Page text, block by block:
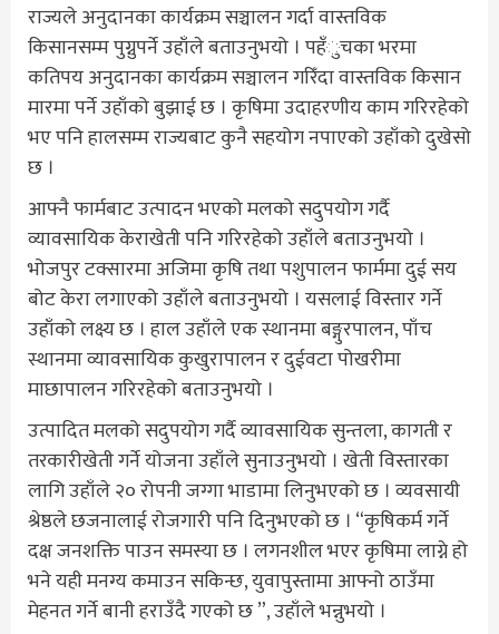
राज्यले अनुदानका कार्यक्रम सञ्चालन गर्दा वास्तविक
किसानसम्म पुग्नुपर्ने उहाँले बताउनुभयो । पहँुचका भरमा
कतिपय अनुदानका कार्यक्रम सञ्चालन गरिँदा वास्तविक किसान
मारमा पर्ने उहाँको बुझाई छ । कृषिमा उदाहरणीय काम गरिरहेको
भए पनि हालसम्म राज्यबाट कुनै सहयोग नपाएको उहाँको दुखेसो
छ ।
आफ्नै फार्मबाट उत्पादन भएको मलको सदुपयोग गर्दै
व्यावसायिक केराखेती पनि गरिरहेको उहाँले बताउनुभयो ।
भोजपुर टक्सारमा अजिमा कृषि तथा पशुपालन फार्ममा दुई सय
बोट केरा लगाएको उहाँले बताउनुभयो । यसलाई विस्तार गर्ने
उहाँको लक्ष्य छ । हाल उहाँले एक स्थानमा बङ्गुरपालन, पाँच
स्थानमा व्यावसायिक कुखुरापालन र दुईवटा पोखरीमा
माछापालन गरिरहेको बताउनुभयो ।
उत्पादित मलको सदुपयोग गर्दै व्यावसायिक सुन्तला, कागती र
तरकारीखेती गर्ने योजना उहाँले सुनाउनुभयो । खेती विस्तारका
लागि उहाँले २० रोपनी जग्गा भाडामा लिनुभएको छ । व्यवसायी
श्रेष्ठले छजनालाई रोजगारी पनि दिनुभएको छ । “कृषिकर्म गर्ने
दक्ष जनशक्ति पाउन समस्या छ । लगनशील भएर कृषिमा लाग्ने हो
भने यही मनग्य कमाउन सकिन्छ, युवापुस्तामा आफ्नो ठाउँमा
मेहनत गर्ने बानी हराउँदै गएको छ ”, उहाँले भन्नुभयो ।